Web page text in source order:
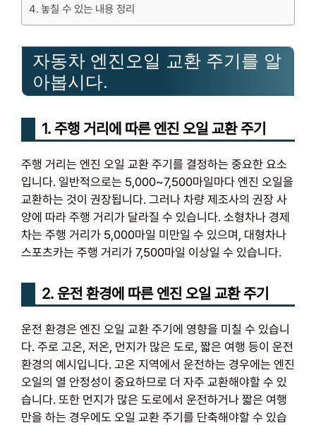
놓칠 수 있는 내용 정리
자동차 엔진오일 교환 주기를 알
아봅시다.
1. 주행 거리에 따른 엔진 오일 교환 주기
주행 거리는 엔진 오일 교환 주기를 결정하는 중요한 요소
입니다. 일반적으로는 5,000~7,500마일마다 엔진 오일을
교환하는 것이 권장됩니다. 그러나 차량 제조사의 권장 사
양에 따라 주행 거리가 달라질 수 있습니다. 소형차나 경제
차는 주행 거리가 5,000마일 미만일 수 있으며, 대형차나
스포츠카는 주행 거리가 7,500마일 이상일 수 있습니다.
2. 운전 환경에 따른 엔진 오일 교환 주기
운전 환경은 엔진 오일 교환 주기에 영향을 미칠 수 있습니
다. 주로 고온, 저온, 먼지가 많은 도로, 짧은 여행 등이 운전
환경의 예시입니다. 고온 지역에서 운전하는 경우에는 엔진
오일의 열 안정성이 중요하므로 더 자주 교환해야할 수 있
습니다. 또한 먼지가 많은 도로에서 운전하거나 짧은 여행
만을 하는 경우에도 오일 교환 주기를 단축해야할 수 있습